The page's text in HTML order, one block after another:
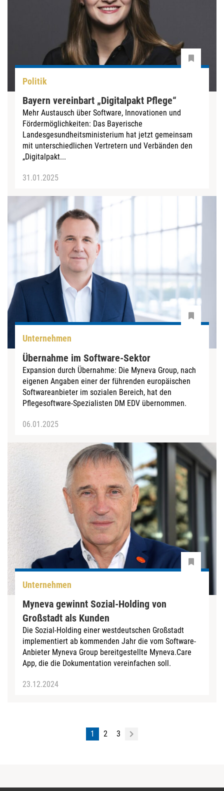
Politik
Bayern vereinbart „Digitalpakt Pflege“
Mehr Austausch über Software, Innovationen und
Fördermöglichkeiten: Das Bayerische
Landesgesundheitsministerium hat jetzt gemeinsam
mit unterschiedlichen Vertretern und Verbänden den
„Digitalpakt...
31.01.2025
Unternehmen
Übernahme im Software-Sektor
Expansion durch Übernahme: Die Myneva Group, nach
eigenen Angaben einer der führenden europäischen
Softwareanbieter im sozialen Bereich, hat den
Pflegesoftware-Spezialisten DM EDV übernommen.
06.01.2025
Unternehmen
Myneva gewinnt Sozial-Holding von
Großstadt als Kunden
Die Sozial-Holding einer westdeutschen Großstadt
implementiert ab kommenden Jahr die vom Software-
Anbieter Myneva Group bereitgestellte Myneva.Care
App, die die Dokumentation vereinfachen soll.
23.12.2024
1 2 3